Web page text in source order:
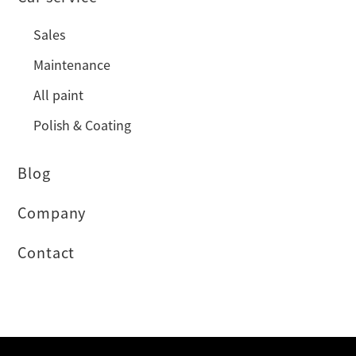
Sales
Maintenance
All paint
Polish & Coating
Blog
Company
Contact